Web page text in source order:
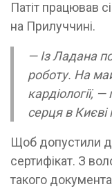
Патіт працював
на Прилуччині.
— Із Ладана
роботу. На
кардіології,
серця в
Щоб допустили
сертифікат. З
такого